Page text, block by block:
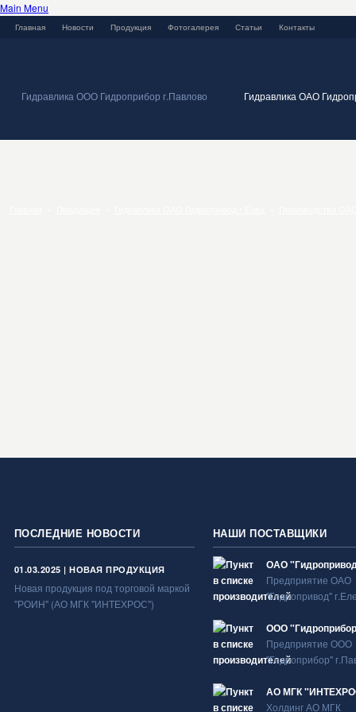
Main Menu
Главная Новости Продукция Фотогалерея Статьи Контакты
Гидравлика ООО Гидроприбор г.Павлово Гидравлика ОАО
ПОСЛЕДНИЕ НОВОСТИ
01.03.2025 | НОВАЯ ПРОДУКЦИЯ
Новая продукция под торговой маркой
"РОИН" (АО МГК "ИНТЕХРОС")
НАШИ ПОСТАВЩИКИ
ОАО
Предприятие ОАО
"Гидропривод"
ООО
Предприятие ООО
"Гидроприбор"
АО МГК
Холдинг АО МГК